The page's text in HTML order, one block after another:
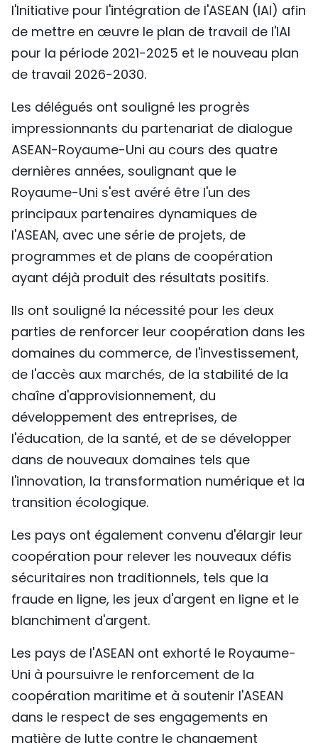
l'Initiative pour l'intégration de l'ASEAN (IAI) afin
de mettre en œuvre le plan de travail de l'IAI
pour la période 2021-2025 et le nouveau plan
de travail 2026-2030.
Les délégués ont souligné les progrès
impressionnants du partenariat de dialogue
ASEAN-Royaume-Uni au cours des quatre
dernières années, soulignant que le
Royaume-Uni s'est avéré être l'un des
principaux partenaires dynamiques de
l'ASEAN, avec une série de projets, de
programmes et de plans de coopération
ayant déjà produit des résultats positifs.
Ils ont souligné la nécessité pour les deux
parties de renforcer leur coopération dans les
domaines du commerce, de l'investissement,
de l'accès aux marchés, de la stabilité de la
chaîne d'approvisionnement, du
développement des entreprises, de
l'éducation, de la santé, et de se développer
dans de nouveaux domaines tels que
l'innovation, la transformation numérique et la
transition écologique.
Les pays ont également convenu d'élargir leur
coopération pour relever les nouveaux défis
sécuritaires non traditionnels, tels que la
fraude en ligne, les jeux d'argent en ligne et le
blanchiment d'argent.
Les pays de l'ASEAN ont exhorté le Royaume-
Uni à poursuivre le renforcement de la
coopération maritime et à soutenir l'ASEAN
dans le respect de ses engagements en
matière de lutte contre le changement